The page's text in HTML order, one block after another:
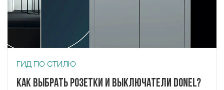
ГИД ПО СТИЛЮ
Как выбрать розетки и выключатели Donel?